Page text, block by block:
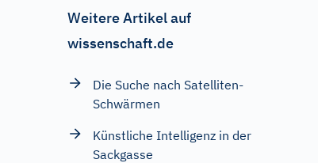
Weitere Artikel auf
wissenschaft.de
Die Suche nach Satelliten-
Schwärmen
Künstliche Intelligenz in der
Sackgasse